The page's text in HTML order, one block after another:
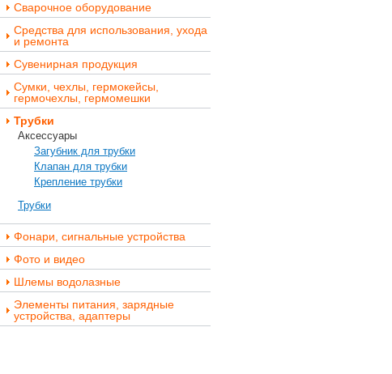
Сварочное оборудование
Средства для использования, ухода
и ремонта
Сувенирная продукция
Сумки, чехлы, гермокейсы,
гермочехлы, гермомешки
Трубки
Аксессуары
Загубник для трубки
Клапан для трубки
Крепление трубки
Трубки
Фонари, сигнальные устройства
Фото и видео
Шлемы водолазные
Элементы питания, зарядные
устройства, адаптеры